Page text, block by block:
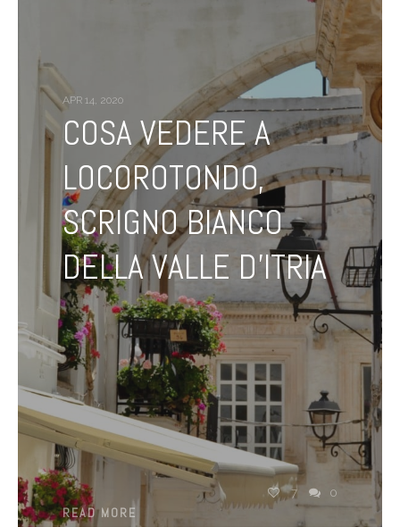
APR 14, 2020
COSA VEDERE A
LOCOROTONDO,
SCRIGNO BIANCO
DELLA VALLE D’ITRIA
READ MORE
7 0